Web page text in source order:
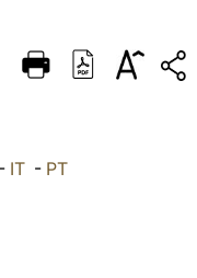
DEUTSCH
العربيّة - IT - PT